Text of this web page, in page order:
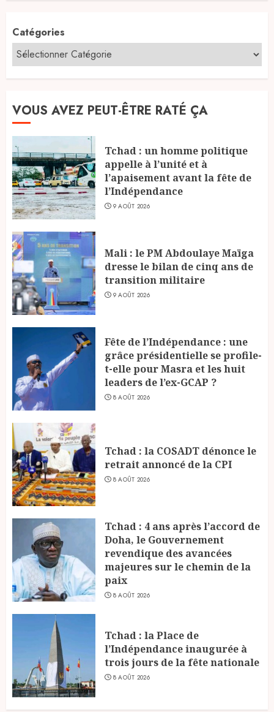
Catégories
VOUS AVEZ PEUT-ÊTRE RATÉ ÇA
Tchad : un homme politique
appelle à l’unité et à
l’apaisement avant la fête de
l’Indépendance
9 AOÛT 2026
Mali : le PM Abdoulaye Maïga
dresse le bilan de cinq ans de
transition militaire
9 AOÛT 2026
Fête de l’Indépendance : une
grâce présidentielle se profile-
t-elle pour Masra et les huit
leaders de l’ex-GCAP ?
8 AOÛT 2026
Tchad : la COSADT dénonce le
retrait annoncé de la CPI
8 AOÛT 2026
Tchad : 4 ans après l’accord de
Doha, le Gouvernement
revendique des avancées
majeures sur le chemin de la
paix
8 AOÛT 2026
Tchad : la Place de
l’Indépendance inaugurée à
trois jours de la fête nationale
8 AOÛT 2026